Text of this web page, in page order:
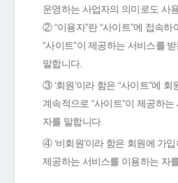
운영하는 사업자의 의미로도 사
② “이용자”란 “사이트”에 접속하
“사이트”이 제공하는 서비스를
말합니다.
③ ‘회원’이라 함은 “사이트”에 회
계속적으로 “사이트”이 제공하
자를 말합니다.
④ ‘비회원’이라 함은 회원에 가입
제공하는 서비스를 이용하는 자